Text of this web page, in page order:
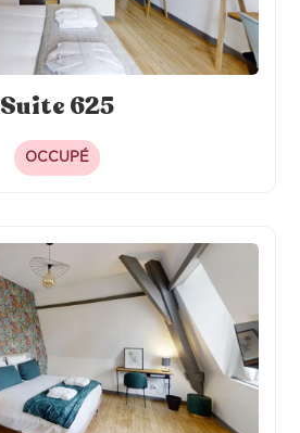
Suite 625
OCCUPÉ